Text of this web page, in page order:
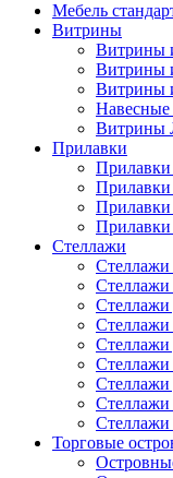
Мебель
Витрины
Витрины
Витрины
Витрины
Витрины
Прилавки
Прилавки
Стеллажи
Стеллажи
Стеллажи
Стеллажи
Стеллажи
Стеллажи
Стеллажи
Торговые